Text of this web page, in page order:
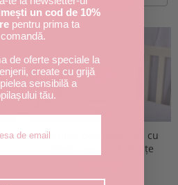
Pernuță personalizată cu
datele nașterii-Mânuțe
un cod de 10%
pentru prima ta
comandă.
de oferte speciale la
create cu grijă
sensibilă a
tău.